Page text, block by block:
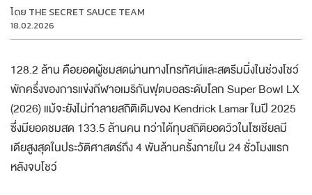
โดย THE SECRET SAUCE TEAM
18.02.2026
128.2 ล้าน คือยอดผู้ชมสดผ่านทางโทรทัศน์และสตรีมมิ่งในช่วงโชว์
พักครึ่งของการแข่งกีฬาอเมริกันฟุตบอลระดับโลก Super Bowl LX
(2026) แม้จะยังไม่ทำลายสถิติเดิมของ Kendrick Lamar ในปี 2025
ซึ่งมียอดชมสด 133.5 ล้านคน ทว่าได้ทุบสถิติยอดวิวในโซเชียลมี
เดียสูงสุดในประวัติศาสตร์ถึง 4 พันล้านครั้งภายใน 24 ชั่วโมงแรก
หลังจบโชว์